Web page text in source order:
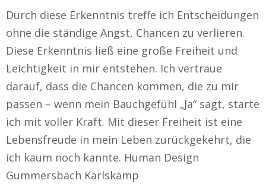
Durch diese Erkenntnis treffe ich Entscheidungen
ohne die ständige Angst, Chancen zu verlieren.
Diese Erkenntnis ließ eine große Freiheit und
Leichtigkeit in mir entstehen. Ich vertraue
darauf, dass die Chancen kommen, die zu mir
passen – wenn mein Bauchgefühl „Ja“ sagt, starte
ich mit voller Kraft. Mit dieser Freiheit ist eine
Lebensfreude in mein Leben zurückgekehrt, die
ich kaum noch kannte. Human Design
Gummersbach Karlskamp